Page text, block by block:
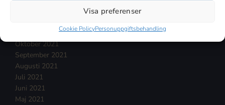
Visa preferenser
Cookie PolicyPersonuppgiftsbehandling
November 2021
Oktober 2021
September 2021
Augusti 2021
Juli 2021
Juni 2021
Maj 2021